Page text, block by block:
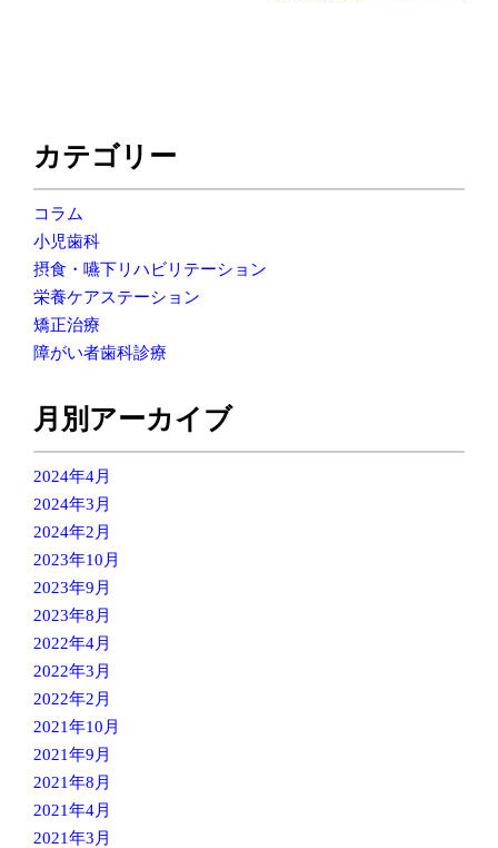
カテゴリー
コラム
小児歯科
摂食・嚥下リハビリテーション
栄養ケアステーション
矯正治療
障がい者歯科診療
月別アーカイブ
2024年4月
2024年3月
2024年2月
2023年10月
2023年9月
2023年8月
2022年4月
2022年3月
2022年2月
2021年10月
2021年9月
2021年8月
2021年4月
2021年3月